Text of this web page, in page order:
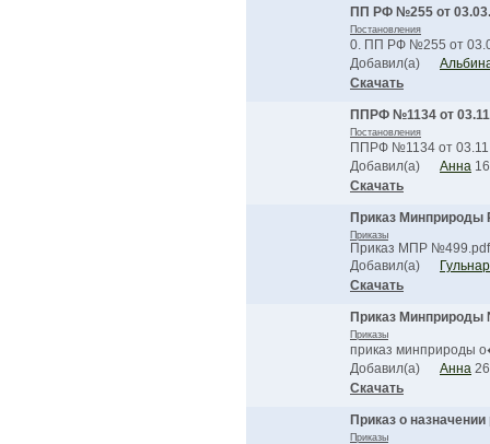
ПП РФ №255 от
Постановления
0. ПП РФ №255 от
Добавил(а)
Скачать
ППРФ №1134 от
Постановления
ППРФ №1134 от
Добавил(а)
Анна
Скачать
Приказ Минприроды
Приказы
Приказ МПР №499.pdf,
Добавил(а)
Скачать
Приказ Минприроды
Приказы
приказ минприроды
Добавил(а)
Анна
Скачать
Приказ о
Приказы